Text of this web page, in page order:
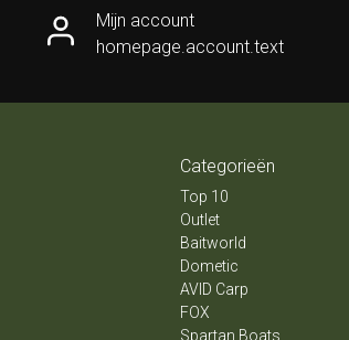
Mijn account
homepage.account.text
Categorieën
Top 10
Outlet
Baitworld
Dometic
AVID Carp
FOX
Spartan Boats